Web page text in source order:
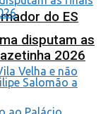
do ES
disputam as
2026